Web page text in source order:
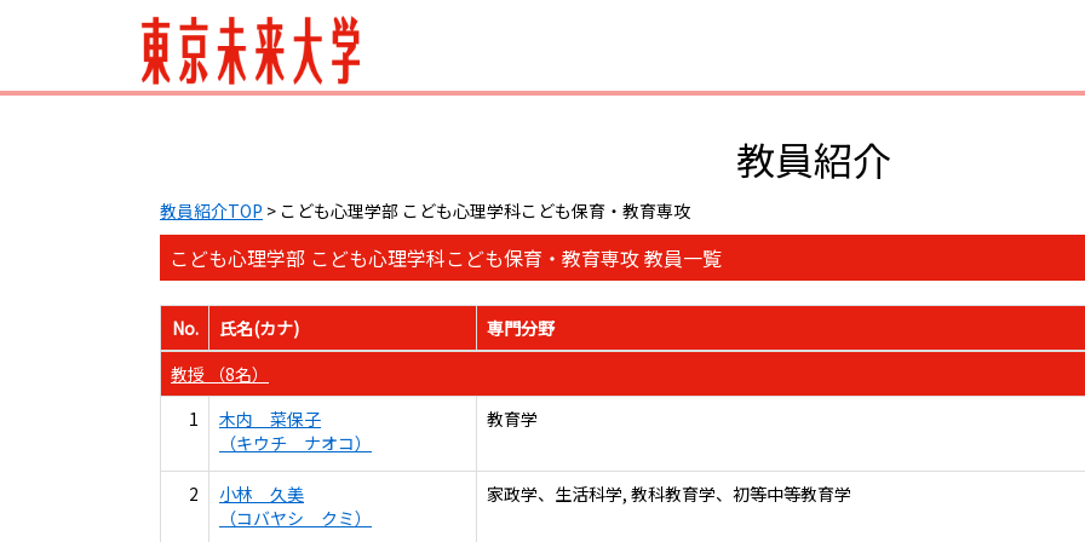
教員紹介
教員紹介TOP > こども心理学部 こども心理学科こども保育・教育専攻
こども心理学部 こども心理学科こども保育・教育専攻 教員一覧
No. 氏名(カナ)
専門分野
教授 （8名）
1
木内 菜保子
（キウチ ナオコ）
教育学
2
小林 久美
（コバヤシ クミ）
家政学、生活科学, 教科教育学、初等中等教育学